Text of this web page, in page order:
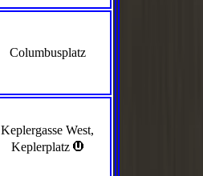
Columbusplatz
Keplergasse West,
Keplerplatz >